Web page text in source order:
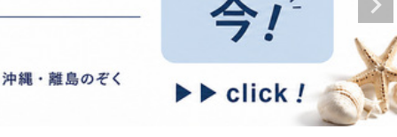
音楽雑貨
08 送料・お支払い
09
電話・メール・LINE